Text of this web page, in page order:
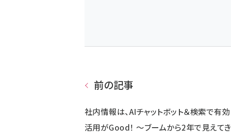
前の記事
社内情報は、AIチャットボット＆検索で有効
活用がGood！ ～ブームから2年で見えてき